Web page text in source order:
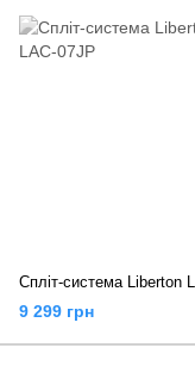
9 299 грн